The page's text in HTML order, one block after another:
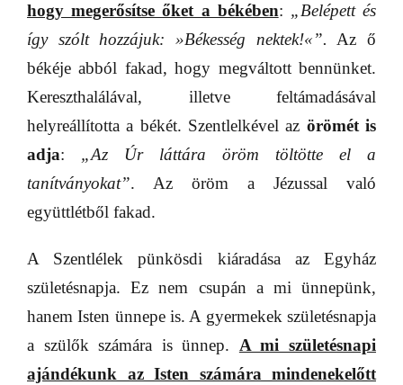
hogy megerősítse őket a békében: „Belépett és
így szólt hozzájuk: »Békesség nektek!«”. Az ő
békéje abból fakad, hogy megváltott bennünket.
Kereszthalálával, illetve feltámadásával
helyreállította a békét. Szentlelkével az örömét is
adja: „Az Úr láttára öröm töltötte el a
tanítványokat”. Az öröm a Jézussal való
együttlétből fakad.
A Szentlélek pünkösdi kiáradása az Egyház
születésnapja. Ez nem csupán a mi ünnepünk,
hanem Isten ünnepe is. A gyermekek születésnapja
a szülők számára is ünnep. A mi születésnapi
ajándékunk az Isten számára mindenekelőtt